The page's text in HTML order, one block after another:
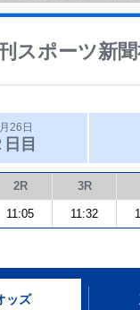
スポーツ新
26日
日目
2R 3R
11:05 11:32
ッズ